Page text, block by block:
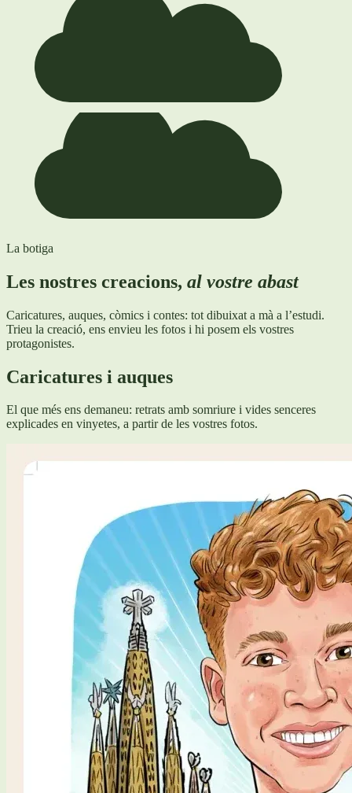
La botiga
Les nostres creacions, al vostre abast
Caricatures, auques, còmics i contes: tot dibuixat a mà a l’estudi.
Trieu la creació, ens envieu les fotos i hi posem els vostres
protagonistes.
Caricatures i auques
El que més ens demaneu: retrats amb somriure i vides senceres
explicades en vinyetes, a partir de les vostres fotos.